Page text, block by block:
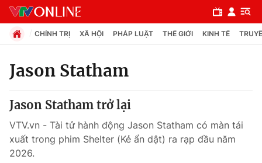
Chuyên mục
Xã hội
CHÍNH TRỊ XÃ HỘI PHÁP LUẬT THẾ GIỚI KINH TẾ
Jason Statham
Jason Statham trở lại
VTV.vn - Tài tử hành động Jason Statham có màn tái
xuất trong phim Shelter (Kẻ ẩn dật) ra rạp đầu năm
2026.